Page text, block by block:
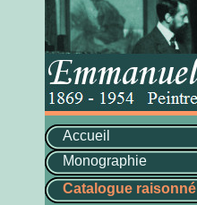
Accueil
Monographie
Catalogue raisonné